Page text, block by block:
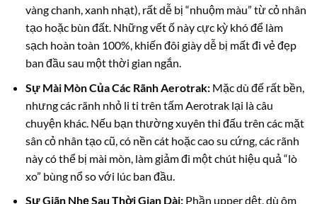
vàng chanh, xanh nhạt), rất dễ bị “nhuộm màu” từ cỏ nhân
tạo hoặc bùn đất. Những vết ố này cực kỳ khó để làm
sạch hoàn toàn 100%, khiến đôi giày dễ bị mất đi vẻ đẹp
ban đầu sau một thời gian ngắn.
Sự Mài Mòn Của Các Rãnh Aerotrak:Mặc dù đế rất bền,
nhưng các rãnh nhỏ li ti trên tấm Aerotrak lại là câu
chuyện khác. Nếu bạn thường xuyên thi đấu trên các mặt
sân cỏ nhân tạo cũ, có nền cát hoặc cao su cứng, các rãnh
này có thể bị mài mòn, làm giảm đi một chút hiệu quả “lò
xo” bùng nổ so với lúc ban đầu.
Sự Giãn Nhẹ Sau Thời Gian Dài:Phần upper dệt, dù ôm